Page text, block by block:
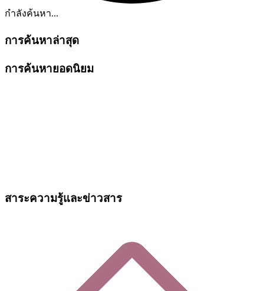
กำลังค้นหา...
การค้นหาล่าสุด
การค้นหายอดนิยม
สาระความรู้และข่าวสาร